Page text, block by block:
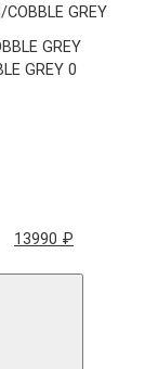
GREY
GREY 0
13990 ₽